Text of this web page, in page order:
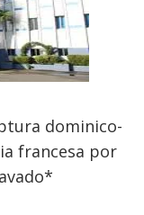
dominico-
francesa por